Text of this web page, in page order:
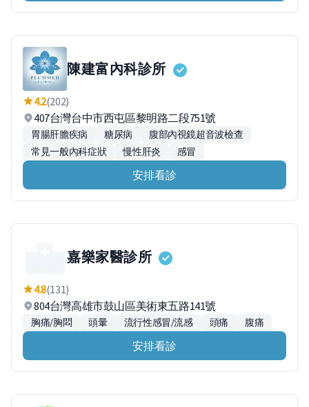
陳建富內科診所
4.2(202)
407台灣台中市西屯區黎明路二段751號
胃腸肝膽疾病 糖尿病
腹部內視鏡超音波檢查
常見一般內科症狀
慢性肝炎 感冒
安排看診
嘉樂家醫診所
4.8(131)
804台灣高雄市鼓山區美術東五路141號
胸痛/胸悶 頭暈 流行性感冒/流感 頭痛 腹痛
安排看診